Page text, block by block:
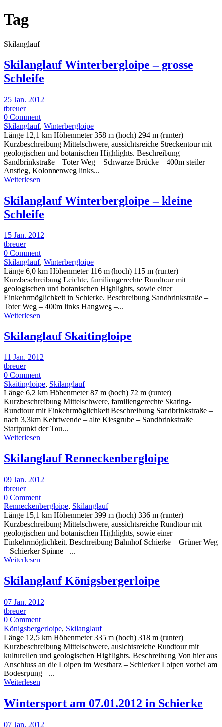
Tag
Skilanglauf
Skilanglauf Winterbergloipe – grosse
Schleife
25 Jan. 2012
tbreuer
0 Comment
Skilanglauf, Winterbergloipe
Länge 12,1 km Höhenmeter 358 m (hoch) 294 m (runter)
Kurzbeschreibung Mittelschwere, aussichtsreiche Streckentour mit
geologischen und botanischen Highlights. Beschreibung
Sandbrinkstraße – Toter Weg – Schwarze Brücke – 400m steiler
Anstieg, Kolonnenweg links...
Weiterlesen
Skilanglauf Winterbergloipe – kleine
Schleife
15 Jan. 2012
tbreuer
0 Comment
Skilanglauf, Winterbergloipe
Länge 6,0 km Höhenmeter 116 m (hoch) 115 m (runter)
Kurzbeschreibung Leichte, familiengerechte Rundtour mit
geologischen und botanischen Highlights, sowie einer
Einkehrmöglichkeit in Schierke. Beschreibung Sandbrinkstraße –
Toter Weg – 400m links Hangweg –...
Weiterlesen
Skilanglauf Skaitingloipe
11 Jan. 2012
tbreuer
0 Comment
Skaitingloipe, Skilanglauf
Länge 6,2 km Höhenmeter 87 m (hoch) 72 m (runter)
Kurzbeschreibung Mittelschwere, familiengerechte Skating-
Rundtour mit Einkehrmöglichkeit Beschreibung Sandbrinkstraße –
nach 3,3km Kehrtwende – alte Kiesgrube – Sandbrinkstraße
Startpunkt der Tou...
Weiterlesen
Skilanglauf Renneckenbergloipe
09 Jan. 2012
tbreuer
0 Comment
Renneckenbergloipe, Skilanglauf
Länge 15,1 km Höhenmeter 399 m (hoch) 336 m (runter)
Kurzbeschreibung Mittelschwere, aussichtsreiche Rundtour mit
geologischen und botanischen Highlights, sowie einer
Einkehrmöglichkeit. Beschreibung Bahnhof Schierke – Grüner Weg
– Schierker Spinne –...
Weiterlesen
Skilanglauf Königsbergerloipe
07 Jan. 2012
tbreuer
0 Comment
Königsbergerloipe, Skilanglauf
Länge 12,5 km Höhenmeter 335 m (hoch) 318 m (runter)
Kurzbeschreibung Mittelschwere, ausichtsreiche Rundtour mit
kulturellen und geologischen Highlights. Beschreibung Von hier aus
Anschluss an die Loipen im Westharz – Schierker Loipen vorbei am
Bodesrpung –...
Weiterlesen
Wintersport am 07.01.2012 in Schierke
07 Jan. 2012